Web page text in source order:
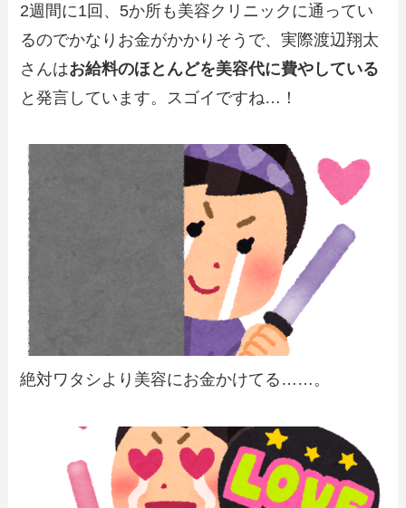
2週間に1回、5か所も美容クリニックに通ってい
るのでかなりお金がかかりそうで、実際渡辺翔太
さんはお給料のほとんどを美容代に費やしている
と発言しています。スゴイですね…！
絶対ワタシより美容にお金かけてる……。